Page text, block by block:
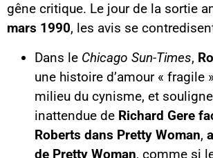
gêne critique. Le jour de la sortie
mars 1990, les avis se
Dans le Chicago Sun-Times,
une histoire d’amour « fragile
milieu du cynisme, et
inattendue de Richard Gere
Roberts dans Pretty Woman,
de Pretty Woman, comme si